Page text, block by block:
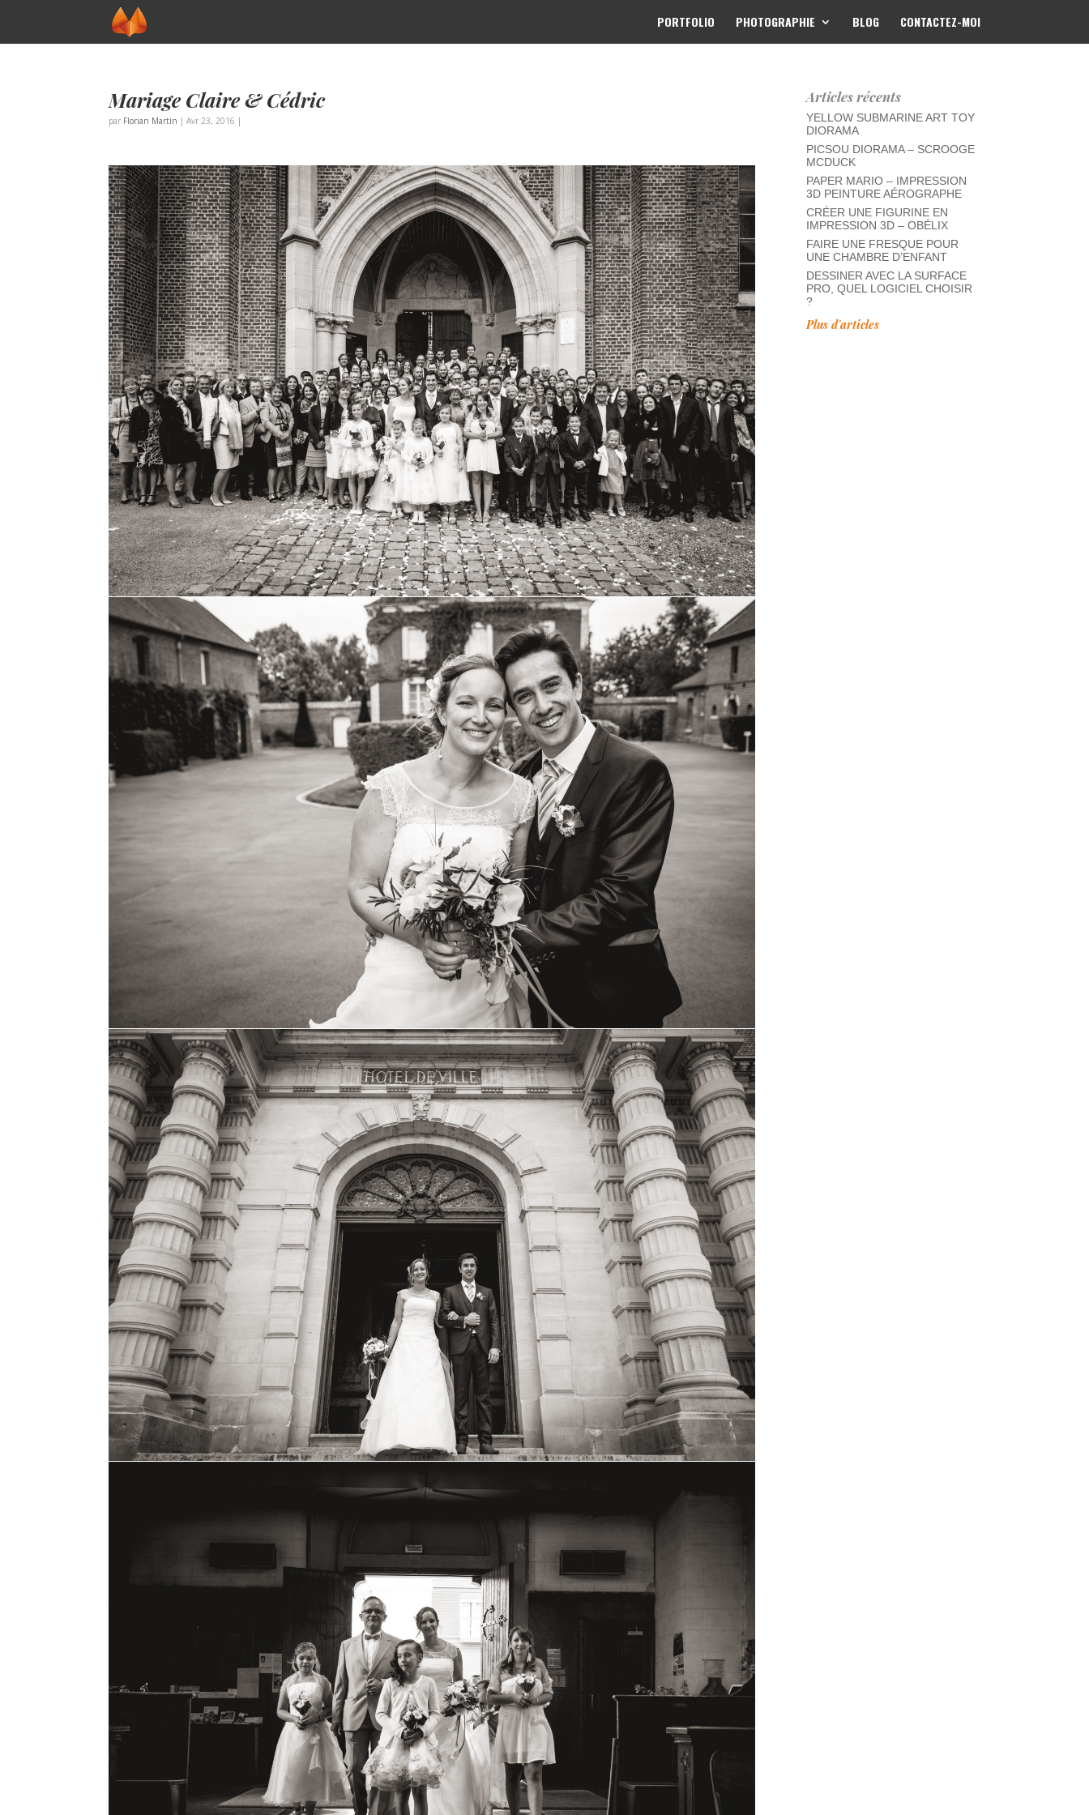
PORTFOLIO PHOTOGRAPHIE BLOG CONTACTEZ-MOI
Mariage Claire & Cédric
par Florian Martin |Avr 23, 2016 |
Articles récents
YELLOW SUBMARINE ART TOY
DIORAMA
PICSOU DIORAMA – SCROOGE
MCDUCK
PAPER MARIO – IMPRESSION
3D PEINTURE AÉROGRAPHE
CRÉER UNE FIGURINE EN
IMPRESSION 3D – OBÉLIX
FAIRE UNE FRESQUE POUR
UNE CHAMBRE D’ENFANT
DESSINER AVEC LA SURFACE
PRO, QUEL LOGICIEL CHOISIR
?
Plus d'articles